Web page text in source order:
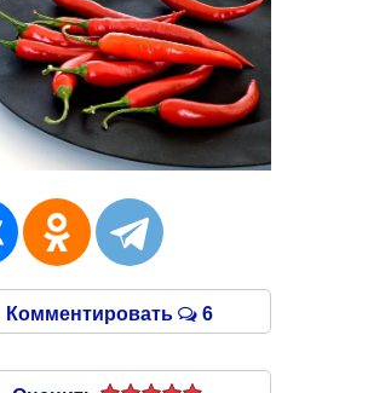
Комментировать 6